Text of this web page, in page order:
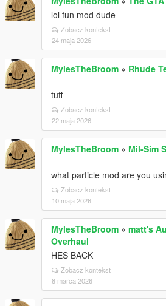
lol fun mod dude
Zobacz kontekst
24 maja 2026
MylesTheBroom » Rhude
tuff
Zobacz kontekst
22 maja 2026
MylesTheBroom » Mil-Sim
what particle mod are you
Zobacz kontekst
10 maja 2026
MylesTheBroom » matt's
Overhaul
HES BACK
Zobacz kontekst
8 marca 2026